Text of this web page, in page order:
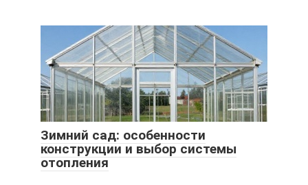
Зимний сад: особенности
конструкции и выбор системы
отопления